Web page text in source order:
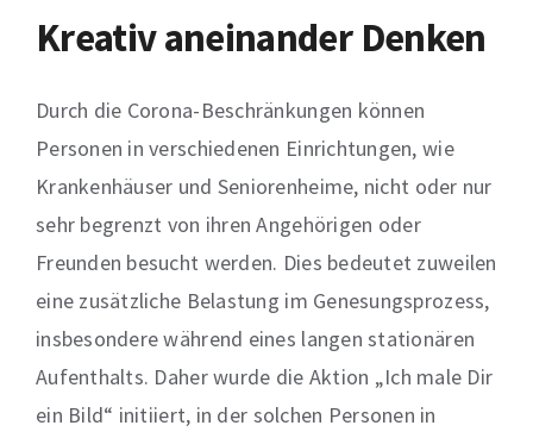
Kreativ aneinander Denken
Durch die Corona-Beschränkungen können
Personen in verschiedenen Einrichtungen, wie
Krankenhäuser und Seniorenheime, nicht oder nur
sehr begrenzt von ihren Angehörigen oder
Freunden besucht werden. Dies bedeutet zuweilen
eine zusätzliche Belastung im Genesungsprozess,
insbesondere während eines langen stationären
Aufenthalts. Daher wurde die Aktion „Ich male Dir
ein Bild“ initiiert, in der solchen Personen in